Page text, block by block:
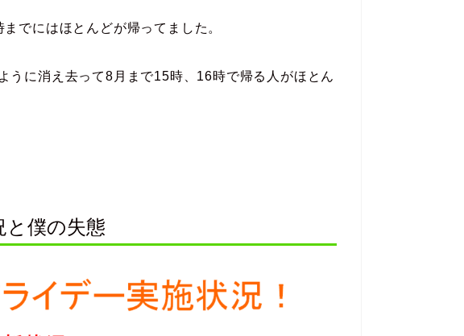
でにはほとんどが帰ってました。
うに消え去って8月まで15時、16時で帰る人がほとん
と僕の失態